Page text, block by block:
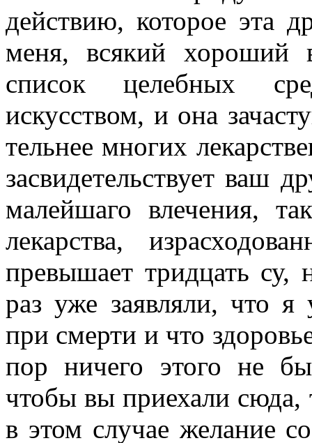
действию, кото­рое эта
меня, всякий хороший
список целебных
искусством, и она
тельнее многих
засвидетельствует ваш
малейшаго влечения,
лекарства,
превышает тридцать су,
раз уже заявляли, что
при смерти и что
пор ничего этого не
чтобы вы приехали
в этом случае желание